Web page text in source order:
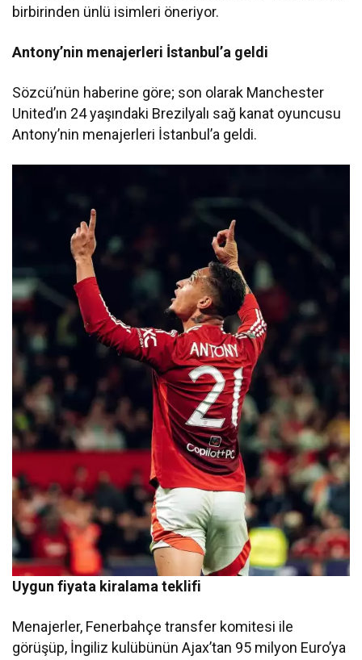
birbirinden ünlü isimleri öneriyor.
Antony’nin menajerleri İstanbul’a geldi
Sözcü’nün haberine göre; son olarak Manchester
United’ın 24 yaşındaki Brezilyalı sağ kanat oyuncusu
Antony’nin menajerleri İstanbul’a geldi.
Uygun fiyata kiralama teklifi
Menajerler, Fenerbahçe transfer komitesi ile
görüşüp, İngiliz kulübünün Ajax’tan 95 milyon Euro’ya